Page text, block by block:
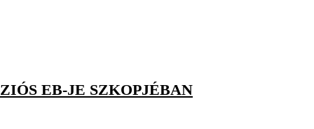
EB-JE SZKOPJÉBAN